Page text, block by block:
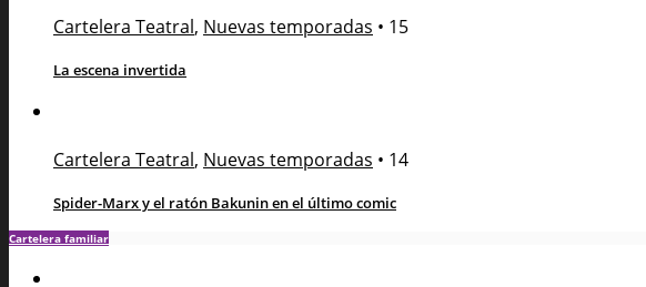
Cartelera Teatral, Nuevas temporadas • 15
La escena invertida
Cartelera Teatral, Nuevas temporadas • 14
Spider-Marx y el ratón Bakunin en el último comic
Cartelera familiar